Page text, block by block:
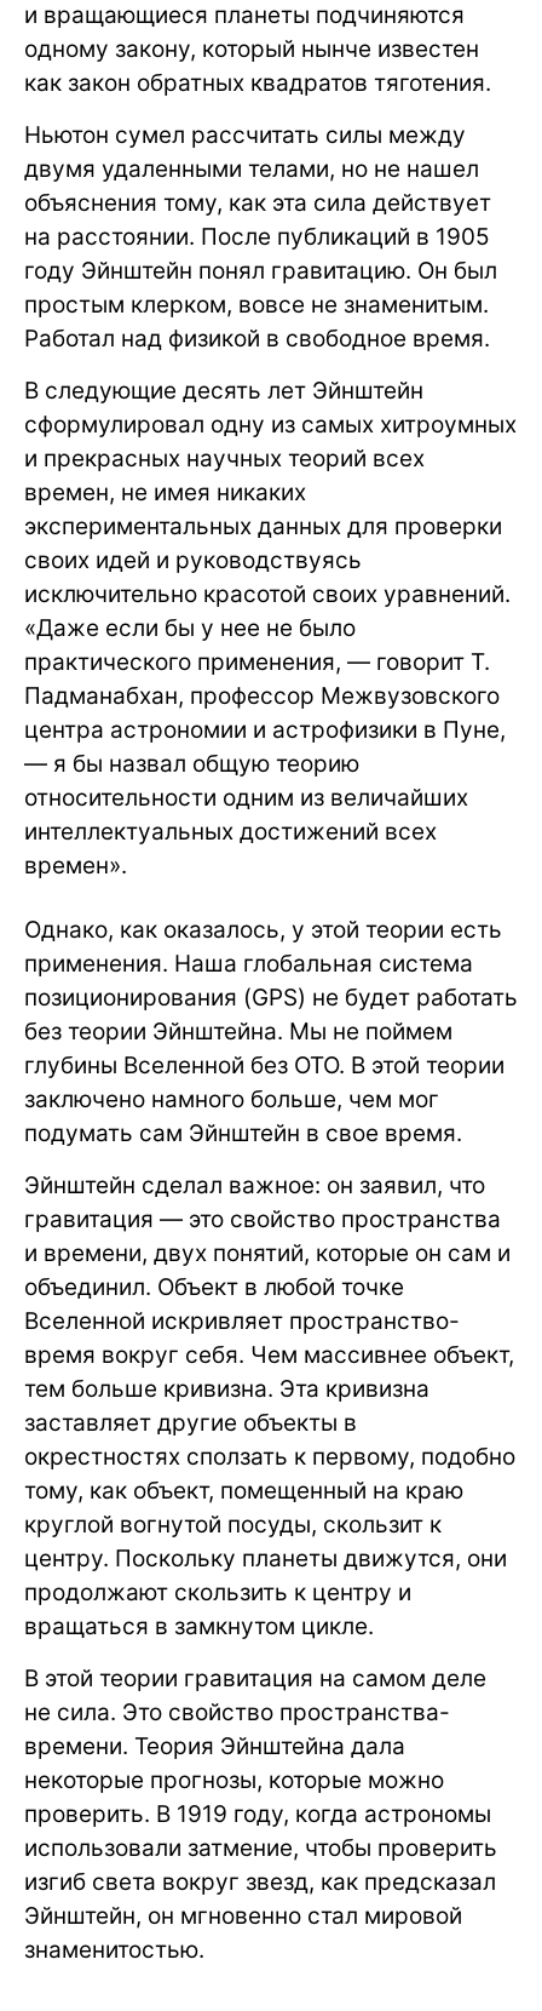
и вращающиеся планеты подчиняются
одному закону, который нынче известен
как закон обратных квадратов тяготения.
Ньютон сумел рассчитать силы между
двумя удаленными телами, но не нашел
объяснения тому, как эта сила действует
на расстоянии. После публикаций в 1905
году Эйнштейн понял гравитацию. Он был
простым клерком, вовсе не знаменитым.
Работал над физикой в свободное время.
В следующие десять лет Эйнштейн
сформулировал одну из самых хитроумных
и прекрасных научных теорий всех
времен, не имея никаких
экспериментальных данных для проверки
своих идей и руководствуясь
исключительно красотой своих уравнений.
«Даже если бы у нее не было
практического применения, — говорит Т.
Падманабхан, профессор Межвузовского
центра астрономии и астрофизики в Пуне,
— я бы назвал общую теорию
относительности одним из величайших
интеллектуальных достижений всех
времен».
Однако, как оказалось, у этой теории есть
применения. Наша глобальная система
позиционирования (GPS) не будет работать
без теории Эйнштейна. Мы не поймем
глубины Вселенной без ОТО. В этой теории
заключено намного больше, чем мог
подумать сам Эйнштейн в свое время.
Эйнштейн сделал важное: он заявил, что
гравитация — это свойство пространства
и времени, двух понятий, которые он сам и
объединил. Объект в любой точке
Вселенной искривляет пространство-
время вокруг себя. Чем массивнее объект,
тем больше кривизна. Эта кривизна
заставляет другие объекты в
окрестностях сползать к первому, подобно
тому, как объект, помещенный на краю
круглой вогнутой посуды, скользит к
центру. Поскольку планеты движутся, они
продолжают скользить к центру и
вращаться в замкнутом цикле.
В этой теории гравитация на самом деле
не сила. Это свойство пространства-
времени. Теория Эйнштейна дала
некоторые прогнозы, которые можно
проверить. В 1919 году, когда астрономы
использовали затмение, чтобы проверить
изгиб света вокруг звезд, как предсказал
Эйнштейн, он мгновенно стал мировой
знаменитостью.